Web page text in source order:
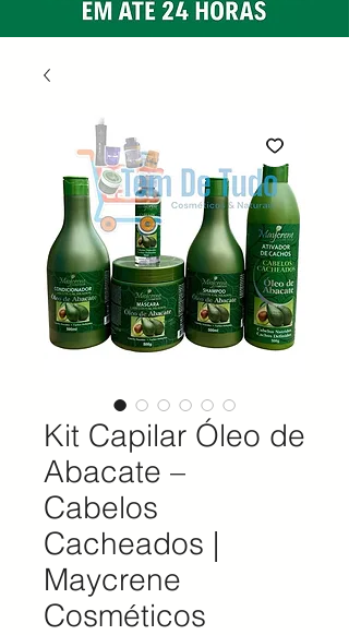
Kit Capilar Óleo de
Abacate –
Cabelos
Cacheados |
Maycrene
Cosméticos